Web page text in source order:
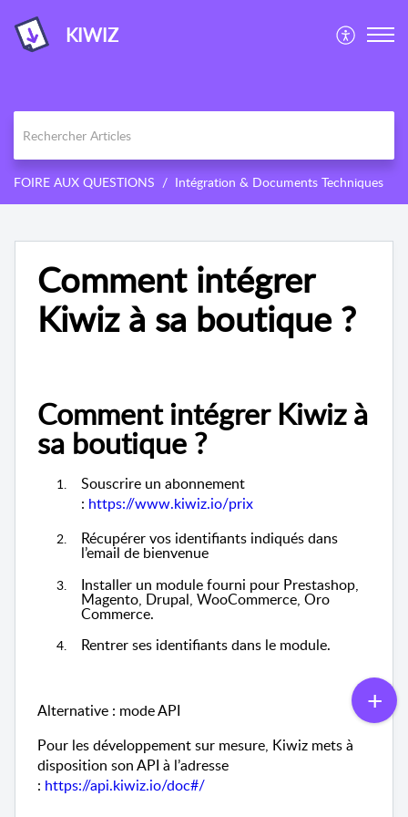
KIWIZ
FOIRE AUX QUESTIONS Intégration & Documents Techniques
Comment intégrer
Kiwiz à sa boutique ?
Comment intégrer Kiwiz à
sa boutique ?
Souscrire un abonnement
: https://www.kiwiz.io/prix
Récupérer vos identifiants indiqués dans
l’email de bienvenue
Installer un module fourni pour Prestashop,
Magento, Drupal, WooCommerce, Oro
Commerce.
Rentrer ses identifiants dans le module.
Alternative : mode API
Pour les développement sur mesure, Kiwiz mets à
disposition son API à l’adresse
: https://api.kiwiz.io/doc#/